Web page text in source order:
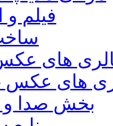
فیلم و
های
های عکس
بخش صدا و